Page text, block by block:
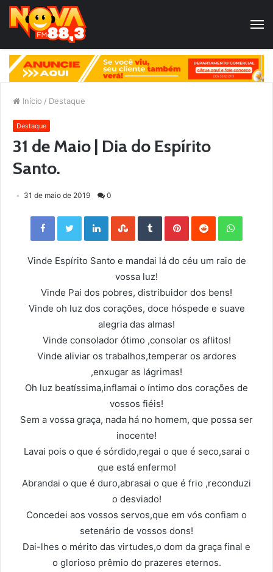
Início / Destaque
Destaque
31 de Maio | Dia do Espírito
Santo.
31 de maio de 2019 0
Facebook Twitter LinkedIn StumbleUpon Tumblr Pinterest Reddit
Vinde Espírito Santo e mandai lá do céu um raio de
vossa luz!
Vinde Pai dos pobres, distribuidor dos bens!
Vinde oh luz dos corações, doce hóspede e suave
alegria das almas!
Vinde consolador ótimo ,consolar os aflitos!
Vinde aliviar os trabalhos,temperar os ardores
,enxugar as lágrimas!
Oh luz beatíssima,inflamai o íntimo dos corações de
vossos fiéis!
Sem a vossa graça, nada há no homem, que possa ser
inocente!
Lavai pois o que é sórdido,regai o que é seco,sarai o
que está enfermo!
Abrandai o que é duro,abrasai o que é frio ,reconduzi
o desviado!
Concedei aos vossos servos,que em vós confiam o
setenário de vossos dons!
Dai-lhes o mérito das virtudes,o dom da graça final e
o glorioso prêmio do prazeres eternos.